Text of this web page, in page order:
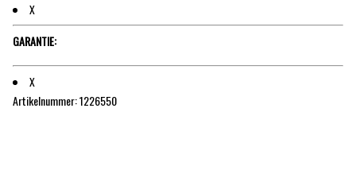
X
GARANTIE:
X
Artikelnummer: 1226550